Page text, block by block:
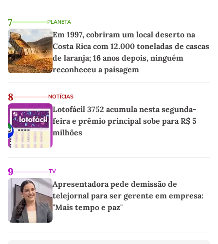
7 PLANETA
Em 1997, cobriram um local deserto na
Costa Rica com 12.000 toneladas de cascas
de laranja; 16 anos depois, ninguém
reconheceu a paisagem
8 NOTÍCIAS
Lotofácil 3752 acumula nesta segunda-
feira e prêmio principal sobe para R$ 5
milhões
9 TV
Apresentadora pede demissão de
telejornal para ser gerente em empresa:
"Mais tempo e paz"